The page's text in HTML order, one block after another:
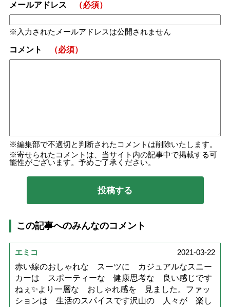
メールアドレス （必須）
入力されたメールアドレスは公開されません
コメント （必須）
編集部で不適切と判断されたコメントは削除いたします。
寄せられたコメントは、当サイト内の記事中で掲載する可
能性がございます。予めご了承ください。
この記事へのみんなのコメント
エミコ
2021-03-22
赤い線のおしゃれな スーツに カジュアルなスニー
カーは スポーティーな 健康思考な 良い感じです
ねぇ✨より一層な おしゃれ感を 見ました。ファッ
ションは 生活のスパイスです沢山の 人々が 楽し